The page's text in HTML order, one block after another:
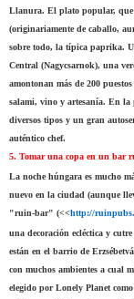
Llanura. El plato popular, que
(originariamente de caballo,
sobre todo, la típica paprika.
Central (Nagycsarnok), una
amontonan más de 200
salami, vino y artesanía. En la
diversos tipos y un gran
auténtico chef.
5. Tomar una copa en un bar
La noche húngara es mucho
nuevo en la ciudad (aunque
"ruin-bar" (<<http://
una decoración ecléctica y
están en el barrio de
con muchos ambientes a cual
elegido por Lonely Planet